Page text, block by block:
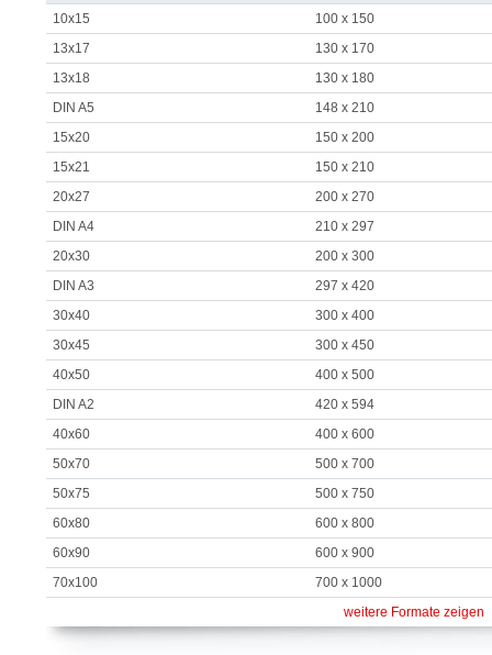
10x15
100 x 150
13x17
130 x 170
13x18
130 x 180
DIN A5
148 x 210
15x20
150 x 200
15x21
150 x 210
20x27
200 x 270
DIN A4
210 x 297
20x30
200 x 300
DIN A3
297 x 420
30x40
300 x 400
30x45
300 x 450
40x50
400 x 500
DIN A2
420 x 594
40x60
400 x 600
50x70
500 x 700
50x75
500 x 750
60x80
600 x 800
60x90
600 x 900
70x100
700 x 1000
weitere Formate zeigen